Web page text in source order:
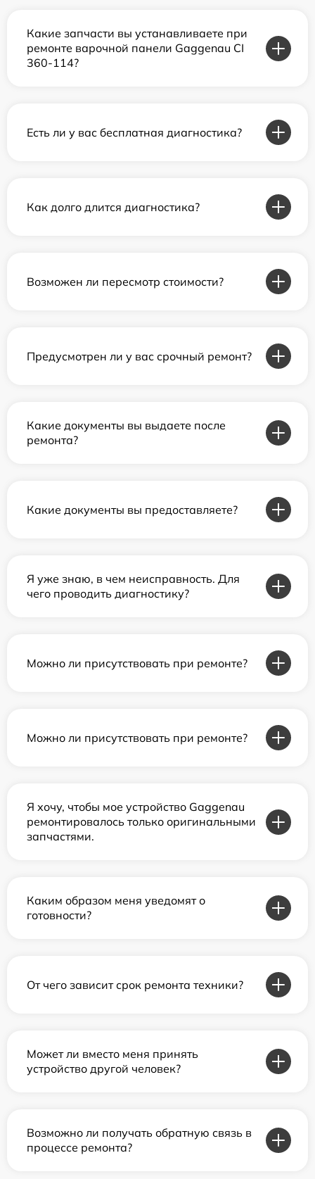
Какие запчасти вы устанавливаете при
ремонте варочной панели Gaggenau CI
360-114?
Есть ли у вас бесплатная диагностика?
Как долго длится диагностика?
Возможен ли пересмотр стоимости?
Предусмотрен ли у вас срочный ремонт?
Какие документы вы выдаете после
ремонта?
Какие документы вы предоставляете?
Я уже знаю, в чем неисправность. Для
чего проводить диагностику?
Можно ли присутствовать при ремонте?
Можно ли присутствовать при ремонте?
Я хочу, чтобы мое устройство Gaggenau
ремонтировалось только оригинальными
запчастями.
Каким образом меня уведомят о
готовности?
От чего зависит срок ремонта техники?
Может ли вместо меня принять
устройство другой человек?
Возможно ли получать обратную связь в
процессе ремонта?